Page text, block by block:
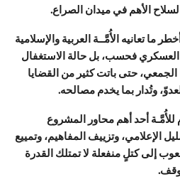
الأهم في ميدان الصراع.
ما تعانيه الأُمَّــة العربية والإسلامية
فحسب، بل حالة الاستغفال
حتى باتت كثير من القضايا
وتُدار بما يخدم مصالحه.
أحد أهم محاور المشروع
الإعلامي، وتزييف المفاهيم، وتمييع
إلى كتلٍ منفعلة لا تمتلك القدرة